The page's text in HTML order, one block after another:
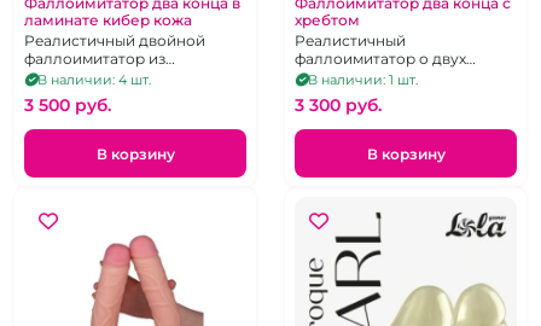
ламинате кибер кожа
Реалистичный двойной
фаллоимитатор из
киберкожи с внутренним
хребтом, гнущийся
В наличии: 4 шт.
3 500 pуб.
В корзину
хребтом
Реалистичный
фаллоимитатор о двух
концах из TPE телесного
цвета.
В наличии: 1 шт.
3 300 pуб.
В корзину